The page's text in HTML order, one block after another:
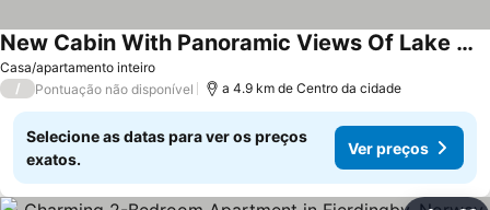
Casa/apartamento inteiro
New Cabin With Panoramic Views Of Lake Osen
/ Pontuação não disponível a 4.9 km de Centro da cidade
Selecione as datas para ver os preços
exatos.
Ver preços